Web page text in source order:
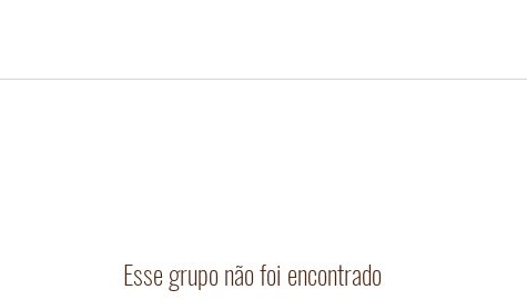
Esse grupo não foi encontrado